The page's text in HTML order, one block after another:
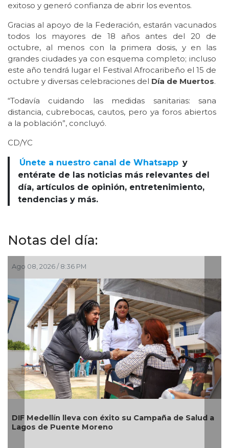
exitoso y generó confianza de abrir los eventos.
Gracias al apoyo de la Federación, estarán vacunados
todos los mayores de 18 años antes del 20 de
octubre, al menos con la primera dosis, y en las
grandes ciudades ya con esquema completo; incluso
este año tendrá lugar el Festival Afrocaribeño el 15 de
octubre y diversas celebraciones del Día de Muertos.
“Todavía cuidando las medidas sanitarias: sana
distancia, cubrebocas, cautos, pero ya foros abiertos
a la población”, concluyó.
CD/YC
Únete a nuestro canal de Whatsapp y
entérate de las noticias más relevantes del
día, artículos de opinión, entretenimiento,
tendencias y más.
Notas del día:
2026 / 8:36 PM
lleva con éxito su Campaña de Salud a
de Puente Moreno